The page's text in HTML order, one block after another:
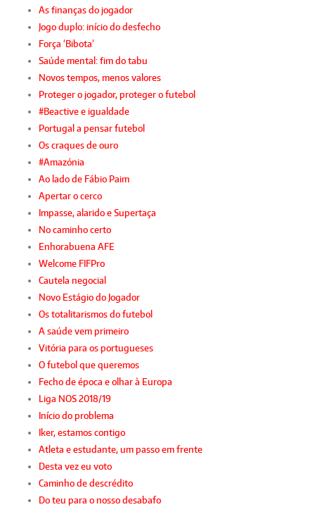
As finanças do jogador
Jogo duplo: início do desfecho
Força ‘Bibota’
Saúde mental: fim do tabu
Novos tempos, menos valores
Proteger o jogador, proteger o futebol
#Beactive e igualdade
Portugal a pensar futebol
Os craques de ouro
#Amazónia
Ao lado de Fábio Paim
Apertar o cerco
Impasse, alarido e Supertaça
No caminho certo
Enhorabuena AFE
Welcome FIFPro
Cautela negocial
Novo Estágio do Jogador
Os totalitarismos do futebol
A saúde vem primeiro
Vitória para os portugueses
O futebol que queremos
Fecho de época e olhar à Europa
Liga NOS 2018/19
Início do problema
Iker, estamos contigo
Atleta e estudante, um passo em frente
Desta vez eu voto
Caminho de descrédito
Do teu para o nosso desabafo